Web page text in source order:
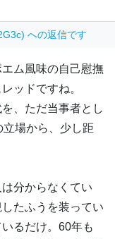
への返信です
ム風味の自己慰撫
ッドですね。
、ただ当事者とし
場から、少し距
分からなくてい
たふうを装ってい
るだけ。60年も